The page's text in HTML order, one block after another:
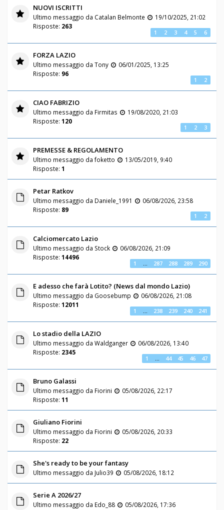
NUOVI ISCRITTI
Ultimo messaggio da Catalan Belmonte
19/10/2025, 21:02
Risposte: 263
1 2 3 4 5 6
FORZA LAZIO
Ultimo messaggio da Tony
06/01/2025, 13:25
Risposte: 96
1 2
CIAO FABRIZIO
Ultimo messaggio da Firmitas
19/08/2020, 21:03
Risposte: 120
1 2 3
PREMESSE & REGOLAMENTO
Ultimo messaggio da foketto
13/05/2019, 9:40
Risposte: 1
Petar Ratkov
Ultimo messaggio da Daniele_1991
06/08/2026, 23:58
Risposte: 89
1 2
Calciomercato Lazio
Ultimo messaggio da Stock
06/08/2026, 21:09
Risposte: 14496
1 287 288 289 290
E adesso che farà Lotito? (News dal mondo Lazio)
Ultimo messaggio da Goosebump
06/08/2026, 21:08
Risposte: 12011
1 238 239 240 241
Lo stadio della LAZIO
Ultimo messaggio da Waldganger
06/08/2026, 13:40
Risposte: 2345
1 44 45 46 47
Bruno Galassi
Ultimo messaggio da Fiorini
05/08/2026, 22:17
Risposte: 11
Giuliano Fiorini
Ultimo messaggio da Fiorini
05/08/2026, 20:33
Risposte: 22
She's ready to be your fantasy
Ultimo messaggio da Julio39 05/08/2026, 18:12
Serie A 2026/27
Ultimo messaggio da Edo_88
05/08/2026, 17:36